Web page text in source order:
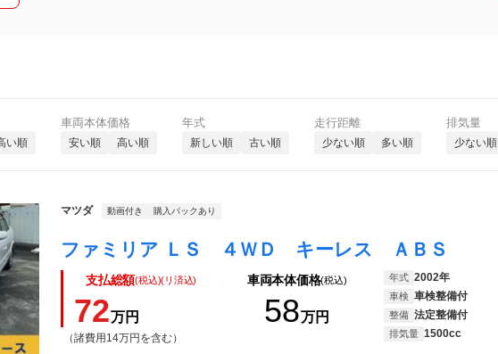
い順
車両本体価格
安い順 高い順
年式
新しい順 古い順
走行距離
少ない順 多い順
排気量
少ない順
マツダ 動画付き 購入パックあり
ファミリア ＬＳ ４ＷＤ キーレス ＡＢＳ
支払総額(税込)(リ済込)
72万円
（諸費用14万円を含む）
車両本体価格(税込)
58万円
年式 2002年
車検 車検整備付
整備 法定整備付
排気量 1500cc